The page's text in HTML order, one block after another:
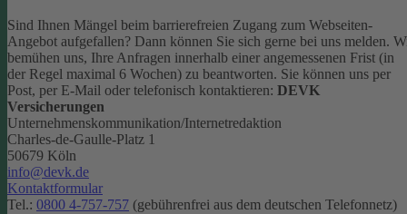
Sind Ihnen Mängel beim barrierefreien Zugang zum Webseiten-
Angebot aufgefallen? Dann können Sie sich gerne bei uns melden.
bemühen uns, Ihre Anfragen innerhalb einer angemessenen Frist (in
der Regel maximal 6 Wochen) zu beantworten. Sie können uns per
Post, per E-Mail oder telefonisch kontaktieren: DEVK
Versicherungen
Unternehmenskommunikation/Internetredaktion
Charles-de-Gaulle-Platz 1
50679 Köln
info@devk.de
Kontaktformular
Tel.: 0800 4-757-757 (gebührenfrei aus dem deutschen Telefonnetz)